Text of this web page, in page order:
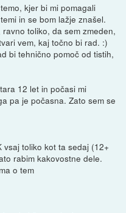
kjer bi mi pomagali
in se bom lažje znašel.
toliko, da sem zmeden,
vem, kaj točno bi rad. :)
bi tehnično pomoč od tistih,
12 let in počasi mi
pa je počasna. Zato sem se
toliko kot ta sedaj (12+
rabim kakovostne dele.
o tem